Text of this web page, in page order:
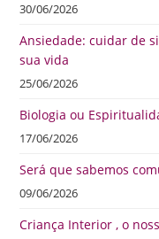
30/06/2026
Ansiedade: cuidar de
sua vida
25/06/2026
Biologia ou
17/06/2026
Será que sabemos
09/06/2026
Criança Interior , o